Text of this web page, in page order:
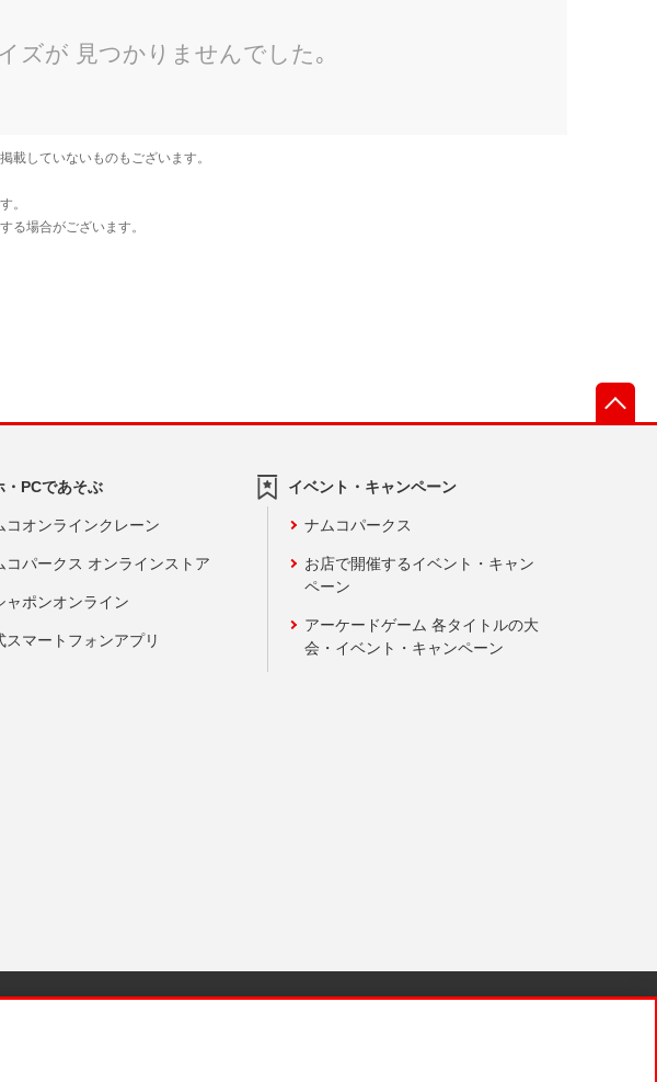
・PCであそぶ
コオンラインクレーン
コパークス オンラインストア
ャポンオンライン
スマートフォンアプリ
イベント・キャンペーン
ナムコパークス
お店で開催するイベント・キャン
ペーン
アーケードゲーム 各タイトルの大
会・イベント・キャンペーン